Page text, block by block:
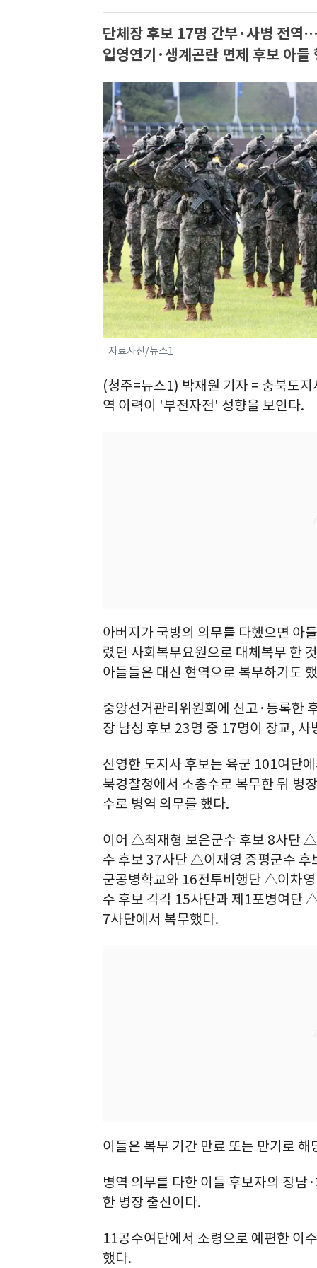
단체장 후보 17명 간부·사병 전역
입영연기·생계곤란 면제 후보 아들
자료사진/뉴스1
(청주=뉴스1) 박재원 기자 = 충북도
역 이력이 '부전자전' 성향을 보인다.
아버지가 국방의 의무를 다했으면 아
렸던 사회복무요원으로 대체복무 한
아들들은 대신 현역으로 복무하기도
중앙선거관리위원회에 신고·등록한
장 남성 후보 23명 중 17명이 장교, 사
신영한 도지사 후보는 육군 101여단
북경찰청에서 소총수로 복무한 뒤 병
수로 병역 의무를 했다.
이어 △최재형 보은군수 후보 8사단
수 후보 37사단 △이재영 증평군수
군공병학교와 16전투비행단 △이차
수 후보 각각 15사단과 제1포병여단
7사단에서 복무했다.
이들은 복무 기간 만료 또는 만기로
병역 의무를 다한 이들 후보자의 장남
한 병장 출신이다.
11공수여단에서 소령으로 예편한 이
했다.